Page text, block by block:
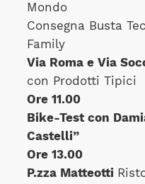
Mondo
Consegna Busta
Family
Via Roma e Via
con Prodotti Tipici
Ore 11.00
Bike-Test con
Castelli”
Ore 13.00
P.zza Matteotti